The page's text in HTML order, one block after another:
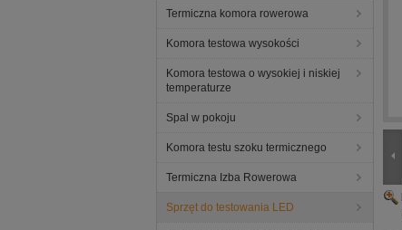
Termiczna komora rowerowa
Komora testowa wysokości
Komora testowa o wysokiej i niskiej
temperaturze
Spal w pokoju
Komora testu szoku termicznego
Termiczna Izba Rowerowa
Sprzęt do testowania LED